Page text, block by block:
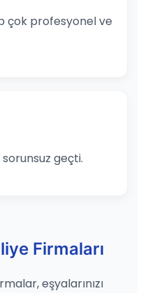
çok profesyonel ve
geçti.
Firmaları
eşyalarınızı